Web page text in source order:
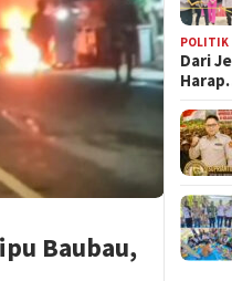
Baubau,
POLITIK
Dari